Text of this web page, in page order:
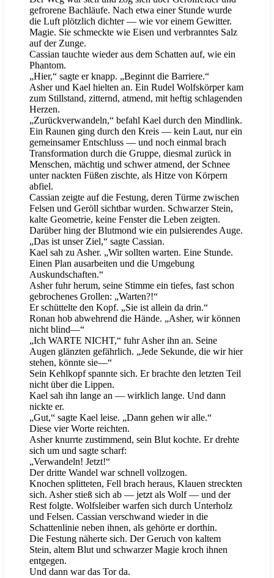
gefrorene Bachläufe. Nach etwa einer Stunde wurde
die Luft plötzlich dichter — wie vor einem Gewitter.
Magie. Sie schmeckte wie Eisen und verbranntes Salz
auf der Zunge.
Cassian tauchte wieder aus dem Schatten auf, wie ein
Phantom.
„Hier,“ sagte er knapp. „Beginnt die Barriere.“
Asher und Kael hielten an. Ein Rudel Wolfskörper kam
zum Stillstand, zitternd, atmend, mit heftig schlagenden
Herzen.
„Zurückverwandeln,“ befahl Kael durch den Mindlink.
Ein Raunen ging durch den Kreis — kein Laut, nur ein
gemeinsamer Entschluss — und noch einmal brach
Transformation durch die Gruppe, diesmal zurück in
Menschen, mächtig und schwer atmend, der Schnee
unter nackten Füßen zischte, als Hitze von Körpern
abfiel.
Cassian zeigte auf die Festung, deren Türme zwischen
Felsen und Geröll sichtbar wurden. Schwarzer Stein,
kalte Geometrie, keine Fenster die Leben zeigten.
Darüber hing der Blutmond wie ein pulsierendes Auge.
„Das ist unser Ziel,“ sagte Cassian.
Kael sah zu Asher. „Wir sollten warten. Eine Stunde.
Einen Plan ausarbeiten und die Umgebung
Auskundschaften.“
Asher fuhr herum, seine Stimme ein tiefes, fast schon
gebrochenes Grollen: „Warten?!“
Er schüttelte den Kopf. „Sie ist allein da drin.“
Ronan hob abwehrend die Hände. „Asher, wir können
nicht blind—“
„Ich WARTE NICHT,“ fuhr Asher ihn an. Seine
Augen glänzten gefährlich. „Jede Sekunde, die wir hier
stehen, könnte sie—“
Sein Kehlkopf spannte sich. Er brachte den letzten Teil
nicht über die Lippen.
Kael sah ihn lange an — wirklich lange. Und dann
nickte er.
„Gut,“ sagte Kael leise. „Dann gehen wir alle.“
Diese vier Worte reichten.
Asher knurrte zustimmend, sein Blut kochte. Er drehte
sich um und sagte scharf:
„Verwandeln! Jetzt!“
Der dritte Wandel war schnell vollzogen.
Knochen splitteten, Fell brach heraus, Klauen streckten
sich. Asher stieß sich ab — jetzt als Wolf — und der
Rest folgte. Wolfsleiber warfen sich durch Unterholz
und Felsen. Cassian verschwand wieder in die
Schattenlinie neben ihnen, als gehörte er dorthin.
Die Festung näherte sich. Der Geruch von kaltem
Stein, altem Blut und schwarzer Magie kroch ihnen
entgegen.
Und dann war das Tor da.